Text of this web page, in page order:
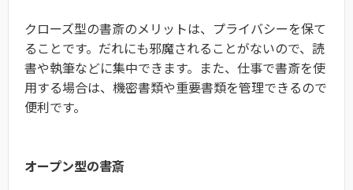
クローズ型の書斎のメリットは、プライバシーを保て
ることです。だれにも邪魔されることがないので、読
書や執筆などに集中できます。また、仕事で書斎を使
用する場合は、機密書類や重要書類を管理できるので
便利です。
オープン型の書斎